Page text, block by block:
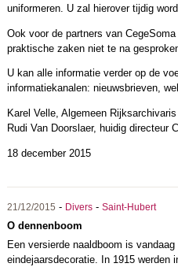
uniformeren. U zal hierover tijdig
Ook voor de partners van
praktische zaken niet te na
U kan alle informatie verder op de
informatiekanalen: nieuwsbrieven,
Karel Velle, Algemeen Rijksarchivaris
Rudi Van Doorslaer, huidig directeur
18 december 2015
21/12/2015 - Divers- Saint-Hubert
O dennenboom
Een versierde naaldboom is
eindejaarsdecoratie. In 1915 werden